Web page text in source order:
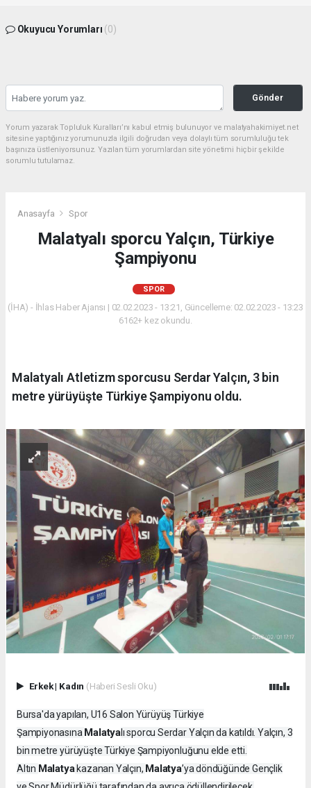
Okuyucu Yorumları (0)
Gönder
Yorum yazarak Topluluk Kuralları’nı kabul etmiş bulunuyor ve malatyahakimiyet.net
sitesine yaptığınız yorumunuzla ilgili doğrudan veya dolaylı tüm sorumluluğu tek
başınıza üstleniyorsunuz. Yazılan tüm yorumlardan site yönetimi hiçbir şekilde
sorumlu tutulamaz.
Anasayfa Spor
Malatyalı sporcu Yalçın, Türkiye
Şampiyonu
SPOR
(İHA) - İhlas Haber Ajansı | 02.02.2023 - 13:21, Güncelleme: 02.02.2023 - 13:23
6162+ kez okundu.
Malatyalı Atletizm sporcusu Serdar Yalçın, 3 bin
metre yürüyüşte Türkiye Şampiyonu oldu.
Erkek| Kadın (Haberi Sesli Oku)
Bursa'da yapılan, U16 Salon Yürüyüş Türkiye
Şampiyonasına Malatyalı sporcu Serdar Yalçın da katıldı. Yalçın, 3
bin metre yürüyüşte Türkiye Şampiyonluğunu elde etti.
Altın Malatyakazanan Yalçın, Malatya’ya döndüğünde Gençlik